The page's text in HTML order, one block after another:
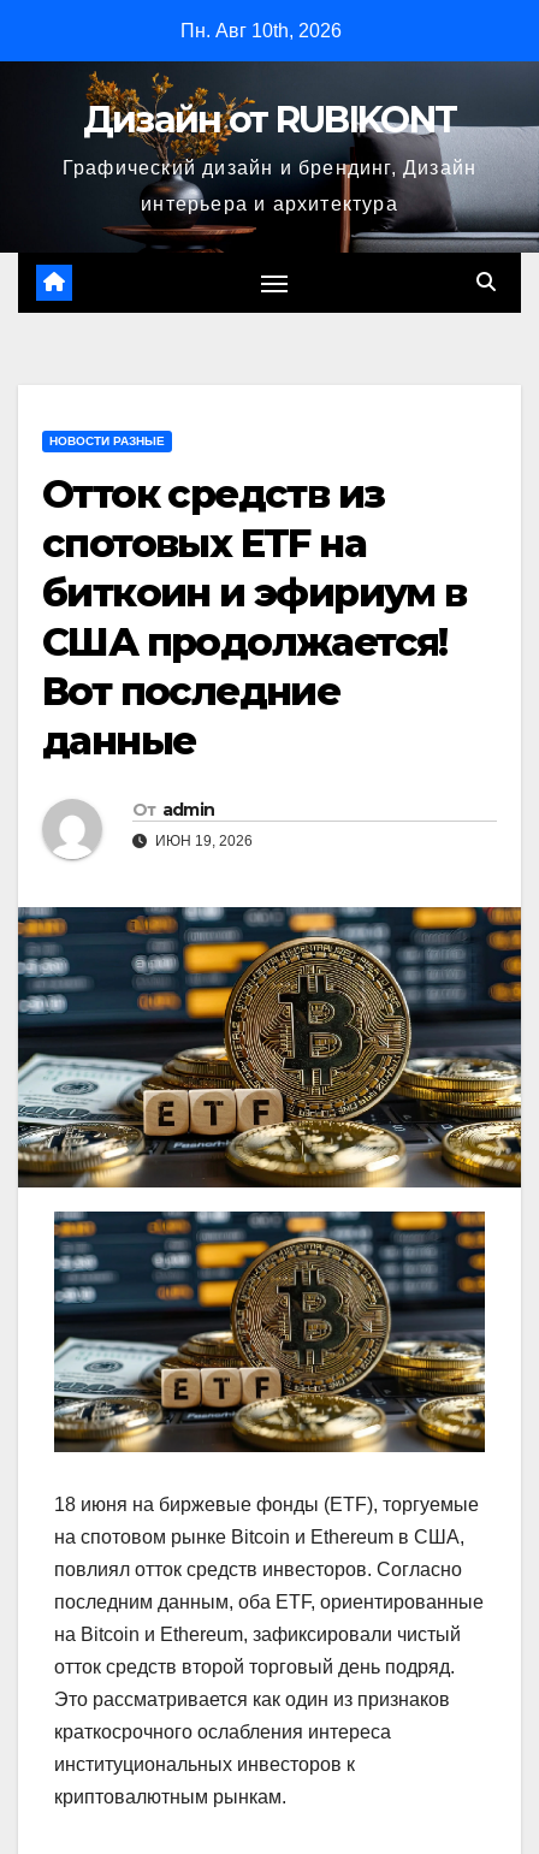
содержимому
Пн. Авг 10th, 2026
Дизайн от RUBIKONT
Графический дизайн и брендинг, Дизайн
интерьера и архитектура
НОВОСТИ РАЗНЫЕ
Отток средств из
спотовых ETF на
биткоин и эфириум в
США продолжается!
Вот последние
данные
От admin
ИЮН 19, 2026
18 июня на биржевые фонды (ETF), торгуемые
на спотовом рынке Bitcoin и Ethereum в США,
повлиял отток средств инвесторов. Согласно
последним данным, оба ETF, ориентированные
на Bitcoin и Ethereum, зафиксировали чистый
отток средств второй торговый день подряд.
Это рассматривается как один из признаков
краткосрочного ослабления интереса
институциональных инвесторов к
криптовалютным рынкам.